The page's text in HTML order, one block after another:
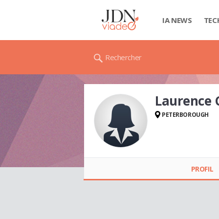
IA NEWS
Rechercher
Laurence
PETERBOROUGH
PROFIL